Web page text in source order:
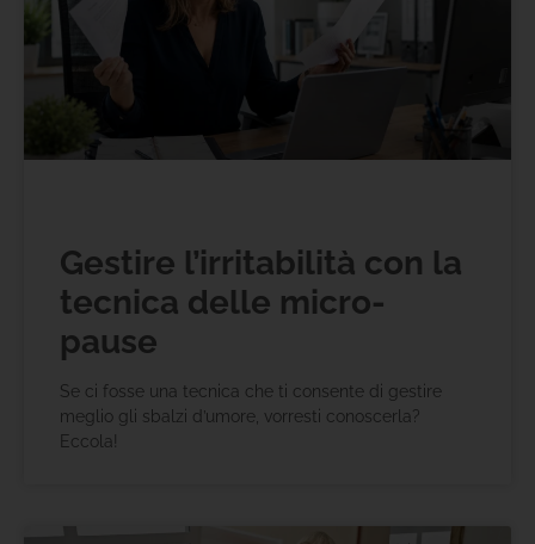
Gestire l’irritabilità con la
tecnica delle micro-
pause
Se ci fosse una tecnica che ti consente di gestire
meglio gli sbalzi d’umore, vorresti conoscerla?
Eccola!